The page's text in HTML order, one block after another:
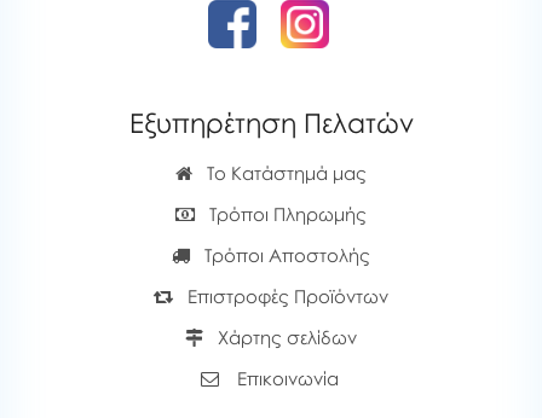
Εξυπηρέτηση Πελατών
Το Κατάστημά μας
Τρόποι Πληρωμής
Τρόποι Αποστολής
Επιστροφές Προϊόντων
Χάρτης σελίδων
Επικοινωνία